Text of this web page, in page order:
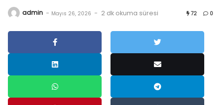
admin - Mayıs 26, 2026 - 2 dk okuma süresi 72 0